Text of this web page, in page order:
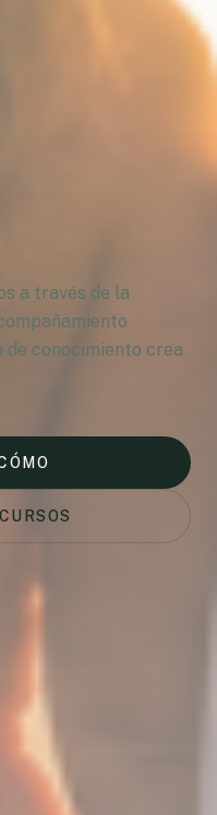
a través de la
conocimiento crea